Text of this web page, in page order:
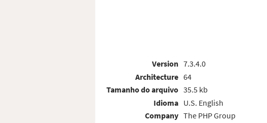
Version
Architecture
Tamanho do arquivo
Idioma
Company
7.3.4.0
64
35.5 kb
U.S. English
The PHP Group